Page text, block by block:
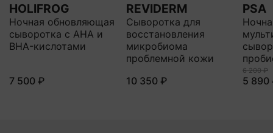
HOLIFROG
Ночная обновляющая
сыворотка с AHA и
BHA-кислотами
7 500 ₽
REVIDERM
Сыворотка для
восстановления
микробиома
проблемной кожи
10 350 ₽
PSA
6 200 ₽
5 890